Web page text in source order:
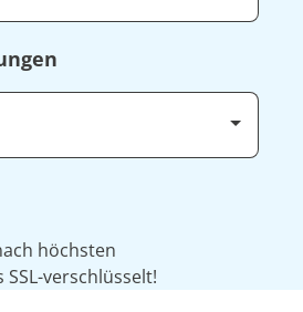
höchsten
verschlüsselt!